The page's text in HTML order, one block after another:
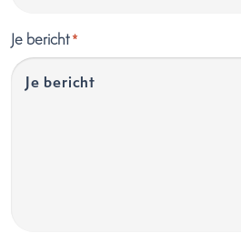
Je bericht *